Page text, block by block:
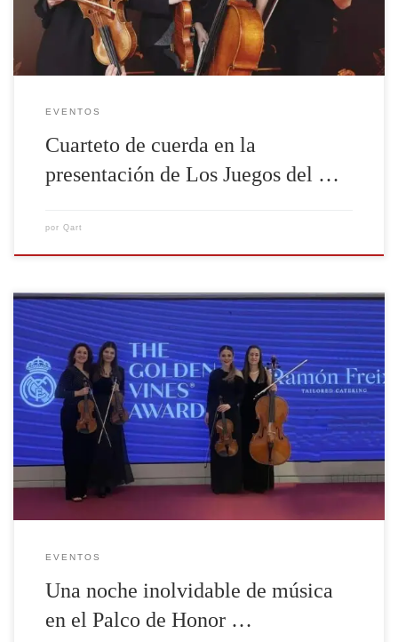
EVENTOS
Cuarteto de cuerda en la
presentación de Los Juegos del …
por Qart
Hay eventos que, por su entorno y atmósfera, se
convierten en experiencias difíciles de olvidar.
Recientemente tuvimos el privilegio de formar parte de
una velada muy especial en uno de los espacios más
emblemáticos de Madrid: el palco de honor del estadio
Santiago Bernabéu. Nuestro cuarteto de cuerdas fue el
[…]
EVENTOS
Una noche inolvidable de música
en el Palco de Honor …